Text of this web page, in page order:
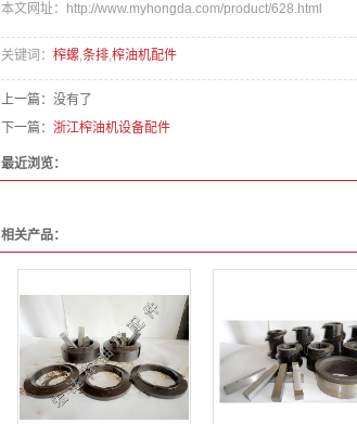
本文网址：http://www.myhongda.com/product/628.html
关键词： 榨螺,条排,榨油机配件
上一篇：没有了
下一篇： 浙江榨油机设备配件
最近浏览：
相关产品：